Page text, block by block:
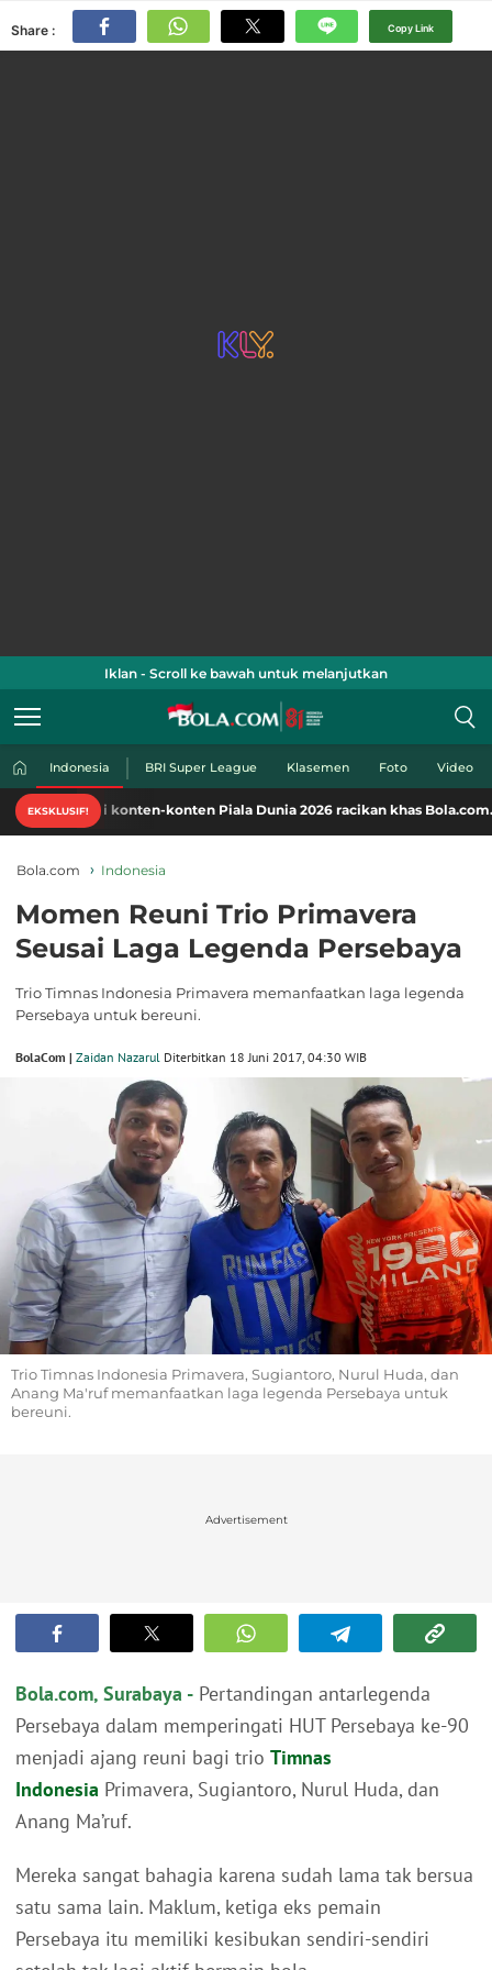
Share : Copy Link
Iklan - Scroll ke bawah untuk melanjutkan
Indonesia BRI Super League Klasemen Foto Video
EKSKLUSIF!
konten-konten Piala Dunia 2026 racikan khas Bola.com. Klik di sini!
Bola.com Indonesia
Momen Reuni Trio Primavera
Seusai Laga Legenda Persebaya
Trio Timnas Indonesia Primavera memanfaatkan laga legenda
Persebaya untuk bereuni.
BolaCom | Zaidan Nazarul Diterbitkan 18 Juni 2017, 04:30 WIB
Trio Timnas Indonesia Primavera, Sugiantoro, Nurul Huda, dan
Anang Ma'ruf memanfaatkan laga legenda Persebaya untuk
bereuni.
Advertisement
Bola.com, Surabaya - Pertandingan antarlegenda
Persebaya dalam memperingati HUT Persebaya ke-90
menjadi ajang reuni bagi trio Timnas
Indonesia Primavera, Sugiantoro, Nurul Huda, dan
Anang Ma’ruf.
Mereka sangat bahagia karena sudah lama tak bersua
satu sama lain. Maklum, ketiga eks pemain
Persebaya itu memiliki kesibukan sendiri-sendiri